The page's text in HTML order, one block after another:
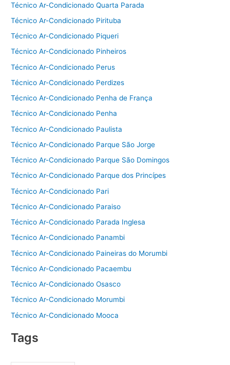
Técnico Ar-Condicionado Quarta Parada
Técnico Ar-Condicionado Pirituba
Técnico Ar-Condicionado Piqueri
Técnico Ar-Condicionado Pinheiros
Técnico Ar-Condicionado Perus
Técnico Ar-Condicionado Perdizes
Técnico Ar-Condicionado Penha de França
Técnico Ar-Condicionado Penha
Técnico Ar-Condicionado Paulista
Técnico Ar-Condicionado Parque São Jorge
Técnico Ar-Condicionado Parque São Domingos
Técnico Ar-Condicionado Parque dos Princípes
Técnico Ar-Condicionado Pari
Técnico Ar-Condicionado Paraiso
Técnico Ar-Condicionado Parada Inglesa
Técnico Ar-Condicionado Panambi
Técnico Ar-Condicionado Paineiras do Morumbi
Técnico Ar-Condicionado Pacaembu
Técnico Ar-Condicionado Osasco
Técnico Ar-Condicionado Morumbi
Técnico Ar-Condicionado Mooca
Tags